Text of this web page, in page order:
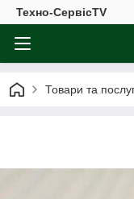
Техно-СервісTV
Товари та